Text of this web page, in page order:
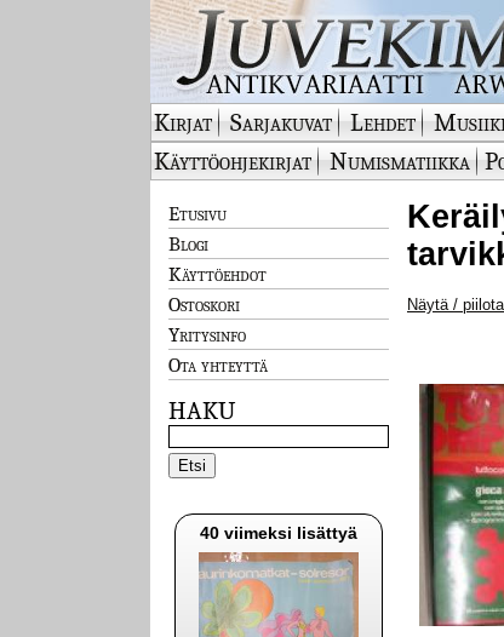
Kirjat Sarjakuvat Lehdet
Käyttöohjekirjat
Numismatiikka
Etusivu
Blogi
Käyttöehdot
Ostoskori
Yritysinfo
Ota yhteyttä
HAKU
40 viimeksi lisättyä
Näytä /